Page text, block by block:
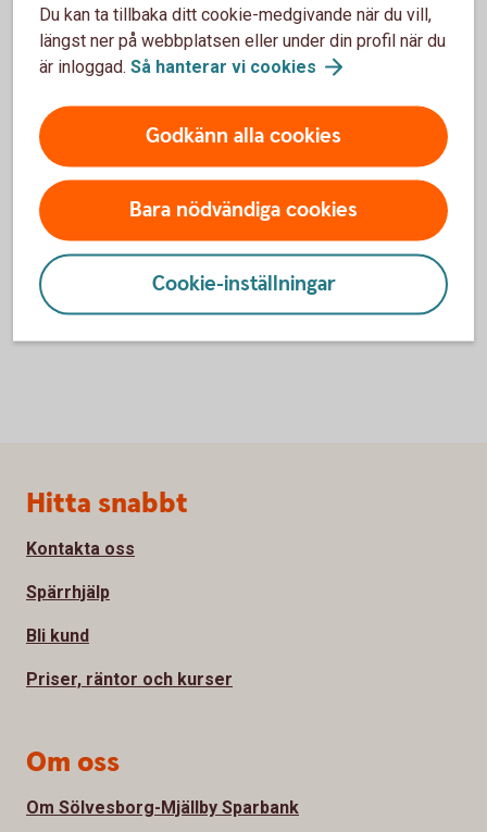
Räntor, priser ochkurser
För att se detta innehåll behöver du först
godkänna cookies för Funktioner, prestanda
Inställningar för cookies
Du kan ta tillbaka ditt cookie-medgivande när du vill,
längst ner på webbplatsen eller under din profil när du
är inloggad. Så hanterar vi cookies
Godkänn alla cookies
Bara nödvändiga cookies
Cookie-inställningar
Sidfot
Hitta snabbt
Kontakta oss
Spärrhjälp
Bli kund
Priser, räntor och kurser
Om oss
Om Sölvesborg-Mjällby Sparbank